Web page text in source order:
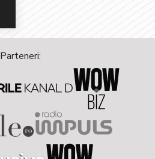
Parteneri: